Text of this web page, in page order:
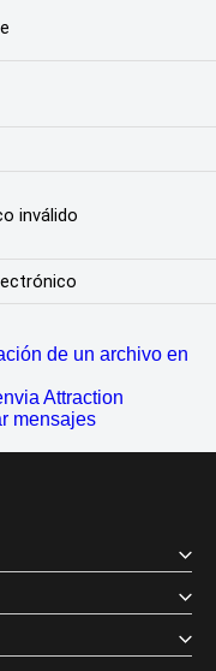
inválido
de un archivo en
Attraction
mensajes